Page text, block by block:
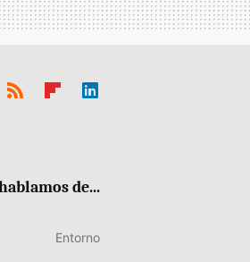
de...
Entorno